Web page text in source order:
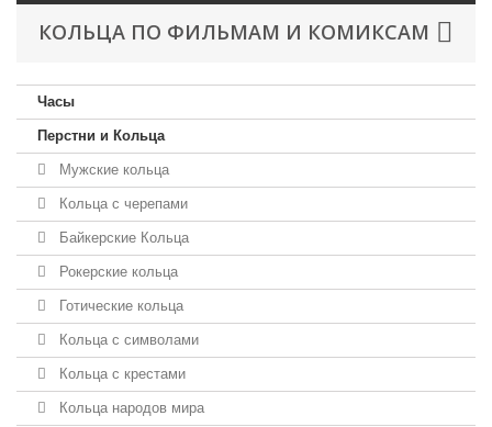
КОЛЬЦА ПО ФИЛЬМАМ И КОМИКСАМ
Часы
Перстни и Кольца
Мужские кольца
Кольца с черепами
Байкерские Кольца
Рокерские кольца
Готические кольца
Кольца с символами
Кольца с крестами
Кольца народов мира